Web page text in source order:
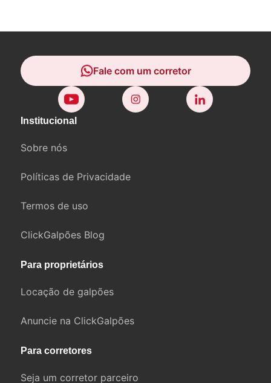
Institucional
Sobre nós
Políticas de Privacidade
Termos de uso
ClickGalpões Blog
Para proprietários
Locação de galpões
Anuncie na ClickGalpões
Para corretores
Seja um corretor parceiro
Fale com um corretor